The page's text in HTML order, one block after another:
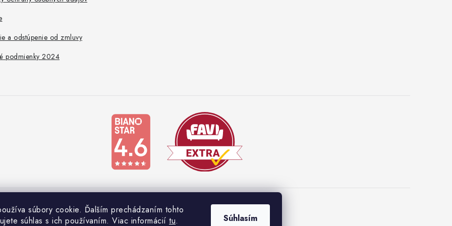
súbory cookie. Ďalším prechádzaním tohto
súhlas s ich používaním. Viac informácií tu. Súhlasím
a odstúpenie od zmluvy
podmienky 2024
Copyright 2026Nábytkomania. Všetky práva vyhradené.